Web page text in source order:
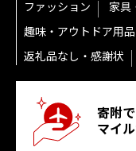
ファッション
家具
趣味・アウトドア用品
返礼品なし・感謝状
寄附で
マイ